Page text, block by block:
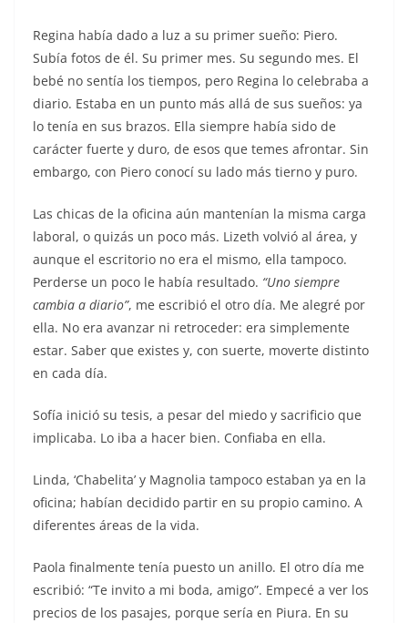
Regina había dado a luz a su primer sueño: Piero.
Subía fotos de él. Su primer mes. Su segundo mes. El
bebé no sentía los tiempos, pero Regina lo celebraba a
diario. Estaba en un punto más allá de sus sueños: ya
lo tenía en sus brazos. Ella siempre había sido de
carácter fuerte y duro, de esos que temes afrontar. Sin
embargo, con Piero conocí su lado más tierno y puro.
Las chicas de la oficina aún mantenían la misma carga
laboral, o quizás un poco más. Lizeth volvió al área, y
aunque el escritorio no era el mismo, ella tampoco.
Perderse un poco le había resultado. “Uno siempre
cambia a diario”, me escribió el otro día. Me alegré por
ella. No era avanzar ni retroceder: era simplemente
estar. Saber que existes y, con suerte, moverte distinto
en cada día.
Sofía inició su tesis, a pesar del miedo y sacrificio que
implicaba. Lo iba a hacer bien. Confiaba en ella.
Linda, ‘Chabelita’ y Magnolia tampoco estaban ya en la
oficina; habían decidido partir en su propio camino. A
diferentes áreas de la vida.
Paola finalmente tenía puesto un anillo. El otro día me
escribió: “Te invito a mi boda, amigo”. Empecé a ver los
precios de los pasajes, porque sería en Piura. En su